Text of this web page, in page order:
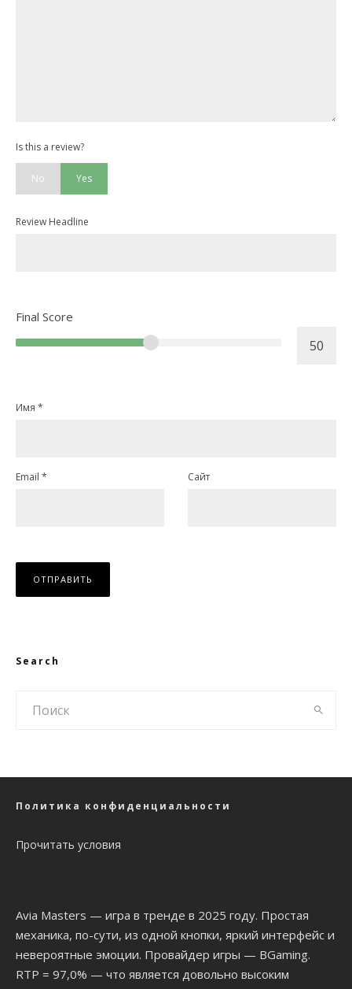
Is this a review?
No Yes
Review Headline
Final Score
Имя *
Email * Сайт
Search
Политика конфиденциальности
Прочитать условия
Avia Masters — игра в тренде в 2025 году. Простая
механика, по-сути, из одной кнопки, яркий интерфейс и
невероятные эмоции. Провайдер игры — BGaming.
RTP = 97,0% — что является довольно высоким